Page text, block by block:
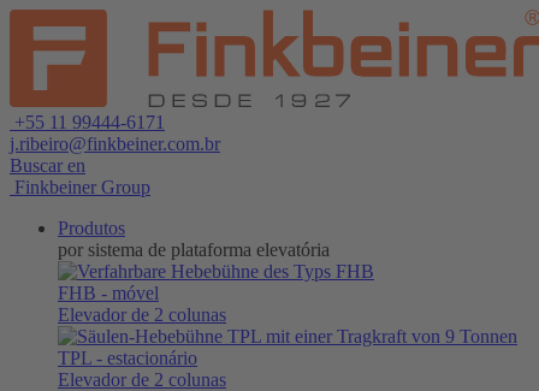
+55 11 99444-6171
j.ribeiro@finkbeiner.com.br
Buscar en
Finkbeiner Group
Produtos
por sistema de plataforma elevatória
FHB - móvel
Elevador de 2 colunas
TPL - estacionário
Elevador de 2 colunas